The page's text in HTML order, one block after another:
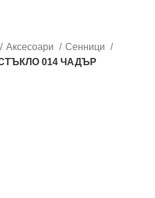
Аксесоари
Сенници
014 ЧАДЪР